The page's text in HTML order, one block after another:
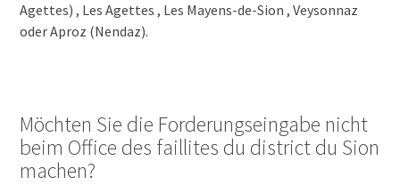
Agettes) , Les Agettes , Les Mayens-de-Sion , Veysonnaz
oder Aproz (Nendaz).
Möchten Sie die Forderungseingabe nicht
beim Office des faillites du district du Sion
machen?